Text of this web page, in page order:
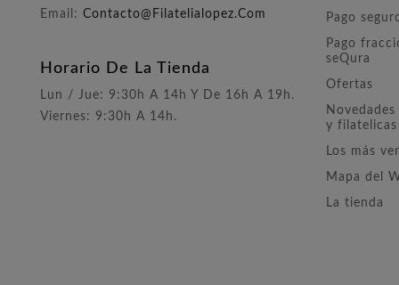
Email: Contacto@filatelialopez.com
Horario De La Tienda
Lun / Jue: 9:30h A 14h Y De 16h A 19h.
Viernes: 9:30h A 14h.
Pago
Pago
seQura
Ofertas
y filatelicas
Los más
Mapa del
La tienda